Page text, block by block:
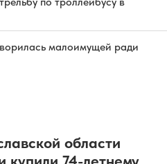
малоимущей ради
области